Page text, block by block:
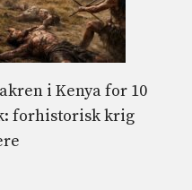
i Kenya for 10
forhistorisk krig